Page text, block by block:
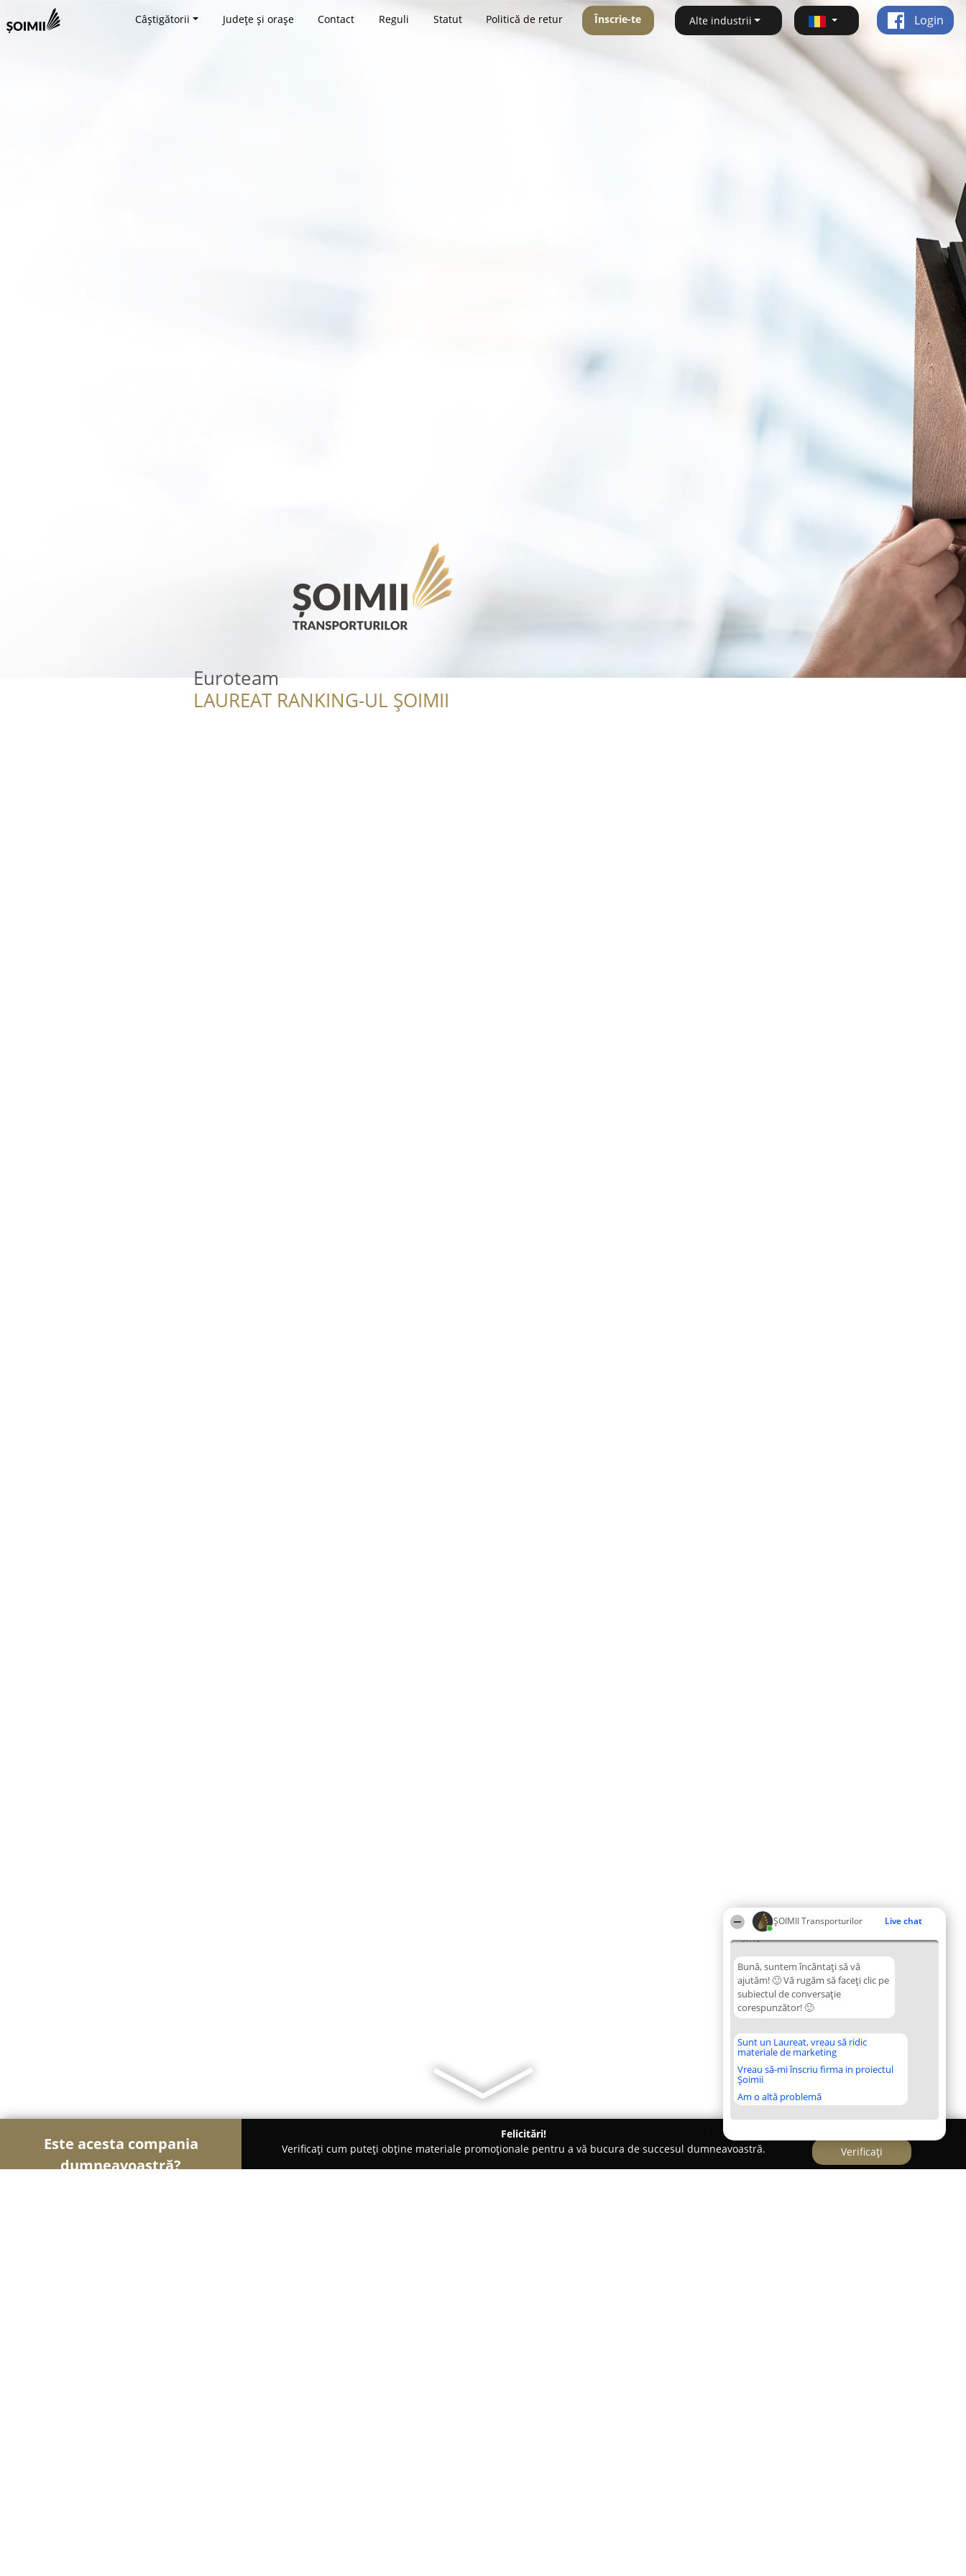
ȘOIMII Transporturilor Live chat
07:12
Bună, suntem încântați să vă
ajutăm! 🙂 Vă rugăm să faceți clic pe
subiectul de conversație
corespunzător! 🙂
Sunt un Laureat, vreau să ridic
materiale de marketing
Vreau să-mi înscriu firma in proiectul
Șoimii
Am o altă problemă
Câștigătorii Județe și orașe Contact Reguli Statut Politică de retur Înscrie-te Alte industrii Login
Euroteam
LAUREAT RANKING-UL ȘOIMII
Este acesta compania
dumneavoastră?
Felicitări!
Verificați cum puteți obține materiale promoționale pentru a vă bucura de succesul dumneavoastră.
Verificați